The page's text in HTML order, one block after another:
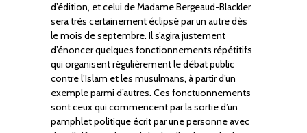
d’édition, et celui de Madame Bergeaud-Blackler
sera très certainement éclipsé par un autre dès
le mois de septembre. Il s’agira justement
d’énoncer quelques fonctionnements répétitifs
qui organisent régulièrement le débat public
contre l’Islam et les musulmans, à partir d’un
exemple parmi d’autres. Ces fonctuonnements
sont ceux qui commencent par la sortie d’un
pamphlet politique écrit par une personne avec